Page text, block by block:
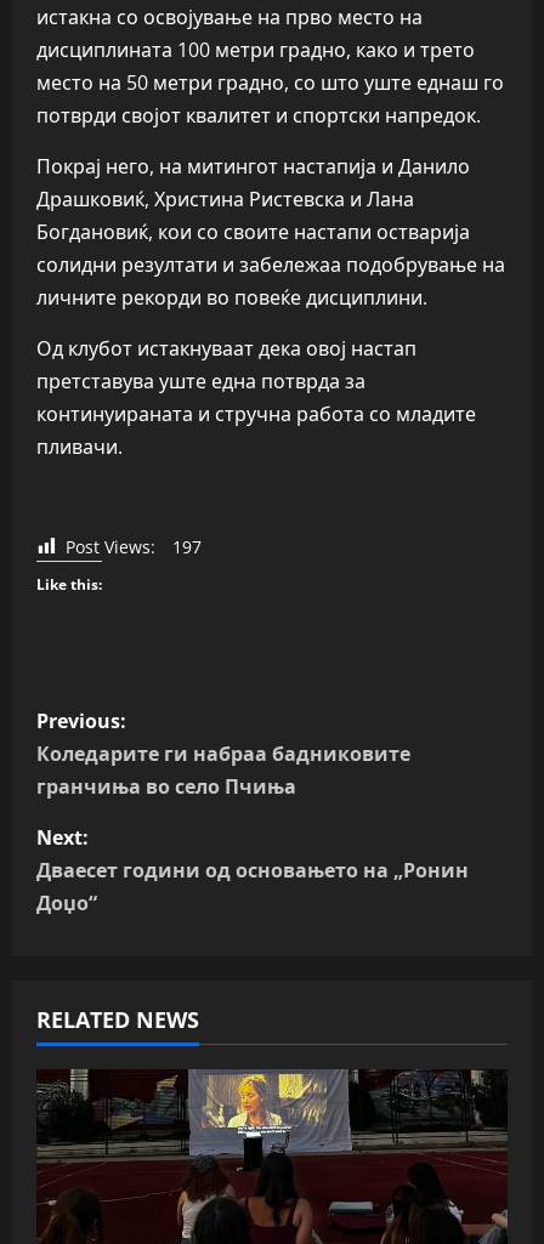
истакна со освојување на прво место на
дисциплината 100 метри градно, како и трето
место на 50 метри градно, со што уште еднаш го
потврди својот квалитет и спортски напредок.
Покрај него, на митингот настапија и Данило
Драшковиќ, Христина Ристевска и Лана
Богдановиќ, кои со своите настапи остварија
солидни резултати и забележаа подобрување на
личните рекорди во повеќе дисциплини.
Од клубот истакнуваат дека овој настап
претставува уште една потврда за
континуираната и стручна работа со младите
пливачи.
Post Views: 197
Like this:
P
o
s
t
n
v
i
g
a
t
Previous:
Коледарите ги набраа бадниковите
гранчиња во село Пчиња
Next:
Дваесет години од основањето на „Ронин
Доџо“
RELATED NEWS